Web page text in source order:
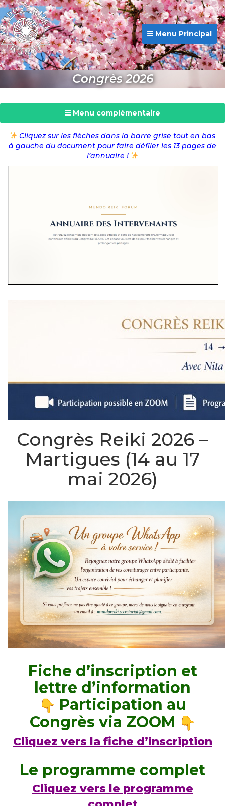
Menu Principal
Congrès 2026
Menu complémentaire
Cliquez sur les flèches dans la barre grise tout en bas
à gauche du document pour faire défiler les 13 pages de
l’annuaire !
Congrès Reiki 2026 –
Martigues (14 au 17
mai 2026)
Fiche d’inscription et
lettre d’information
Participation au
Congrès via ZOOM
Cliquez vers la fiche d’inscription
Le programme complet
Cliquez vers le programme